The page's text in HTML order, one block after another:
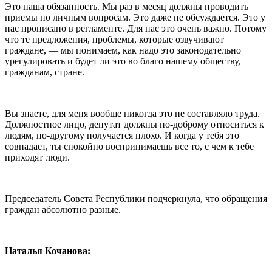
Это наша обязанность. Мы раз в месяц должны проводить
приемы по личным вопросам. Это даже не обсуждается. Это у
нас прописано в регламенте. Для нас это очень важно. Потому
что те предложения, проблемы, которые озвучивают
граждане, — мы понимаем, как надо это законодательно
урегулировать и будет ли это во благо нашему обществу,
гражданам, стране.
Вы знаете, для меня вообще никогда это не составляло труда.
Должностное лицо, депутат должны по-доброму относиться к
людям, по-другому получается плохо. И когда у тебя это
совпадает, ты спокойно воспринимаешь все то, с чем к тебе
приходят люди.
Председатель Совета Республики подчеркнула, что обращения
граждан абсолютно разные.
Наталья Кочанова: